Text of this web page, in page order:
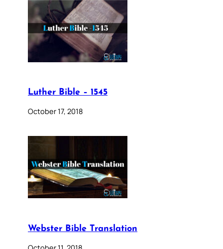
Luther Bible – 1545
October 17, 2018
Webster Bible Translation